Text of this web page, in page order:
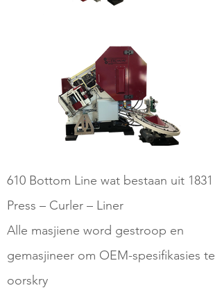
610 Bottom Line wat bestaan uit 1831
Press – Curler – Liner
Alle masjiene word gestroop en
gemasjineer om OEM-spesifikasies te
oorskry